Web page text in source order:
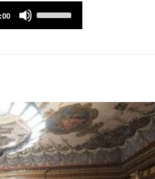
Utilizzare
i
per
aumentare
o
diminuire
il